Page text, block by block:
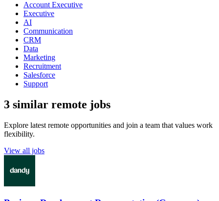
Account Executive
Executive
AI
Communication
CRM
Data
Marketing
Recruitment
Salesforce
Support
3 similar remote jobs
Explore latest remote opportunities and join a team that values work
flexibility.
View all jobs